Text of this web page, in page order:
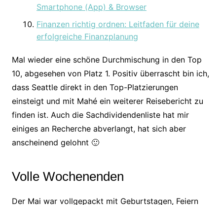
Smartphone (App) & Browser
Finanzen richtig ordnen: Leitfaden für deine
erfolgreiche Finanzplanung
Mal wieder eine schöne Durchmischung in den Top
10, abgesehen von Platz 1. Positiv überrascht bin ich,
dass Seattle direkt in den Top-Platzierungen
einsteigt und mit Mahé ein weiterer Reisebericht zu
finden ist. Auch die Sachdividendenliste hat mir
einiges an Recherche abverlangt, hat sich aber
anscheinend gelohnt 🙂
Volle Wochenenden
Der Mai war vollgepackt mit Geburtstagen, Feiern